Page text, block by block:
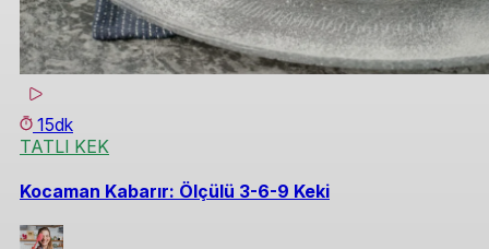
15dk
TATLI KEK
Kocaman Kabarır: Ölçülü 3-6-9 Keki